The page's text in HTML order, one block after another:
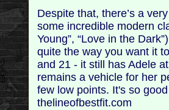
Despite that, there’s a
some incredible modern
Young”, “Love in the
quite the way you want it
and 21 - it still has Adele
remains a vehicle for her
few low points. It's so
thelineofbestfit.com